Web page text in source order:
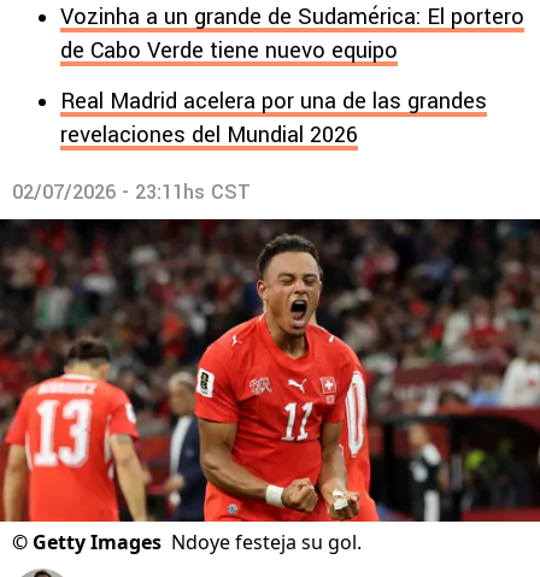
Vozinha a un grande de Sudamérica: El portero
de Cabo Verde tiene nuevo equipo
Real Madrid acelera por una de las grandes
revelaciones del Mundial 2026
02/07/2026 - 23:11hs CST
© Getty Images Ndoye festeja su gol.